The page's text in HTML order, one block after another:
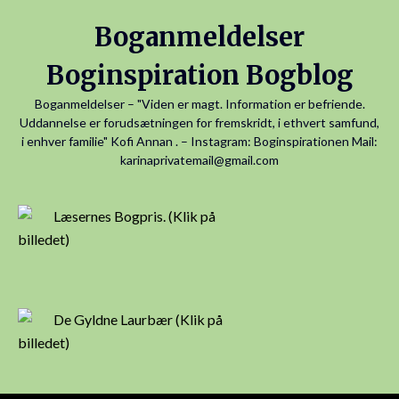
Boganmeldelser
Boginspiration Bogblog
Boganmeldelser – "Viden er magt. Information er befriende.
Uddannelse er forudsætningen for fremskridt, i ethvert samfund,
i enhver familie" Kofi Annan . – Instagram: Boginspirationen Mail:
karinaprivatemail@gmail.com
Læsernes Bogpris. (Klik på
billedet)
De Gyldne Laurbær (Klik på
billedet)